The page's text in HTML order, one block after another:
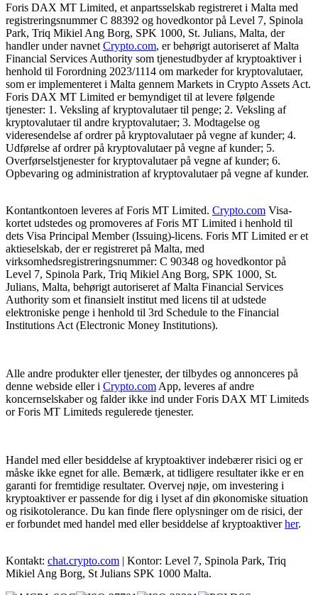
Foris DAX MT Limited, et anpartsselskab registreret i Malta med
registreringsnummer C 88392 og hovedkontor på Level 7, Spinola
Park, Triq Mikiel Ang Borg, SPK 1000, St. Julians, Malta, der
handler under navnet Crypto.com, er behørigt autoriseret af Malta
Financial Services Authority som tjenestudbyder af kryptoaktiver i
henhold til Forordning 2023/1114 om markeder for kryptovalutaer,
som er implementeret i Malta gennem Markets in Crypto Assets Act.
Foris DAX MT Limited er bemyndiget til at levere følgende
tjenester: 1. Veksling af kryptovalutaer til penge; 2. Veksling af
kryptovalutaer til andre kryptovalutaer; 3. Modtagelse og
videresendelse af ordrer på kryptovalutaer på vegne af kunder; 4.
Udførelse af ordrer på kryptovalutaer på vegne af kunder; 5.
Overførselstjenester for kryptovalutaer på vegne af kunder; 6.
Opbevaring og administration af kryptovalutaer på vegne af kunder.
Kontantkontoen leveres af Foris MT Limited. Crypto.com Visa-
kortet udstedes og promoveres af Foris MT Limited i henhold til
dets Visa Principal Member (Issuing)-licens. Foris MT Limited er et
aktieselskab, der er registreret på Malta, med
virksomhedsregistreringsnummer: C 90348 og hovedkontor på
Level 7, Spinola Park, Triq Mikiel Ang Borg, SPK 1000, St.
Julians, Malta, behørigt autoriseret af Malta Financial Services
Authority som et finansielt institut med licens til at udstede
elektroniske penge i henhold til 3rd Schedule to the Financial
Institutions Act (Electronic Money Institutions).
Alle andre produkter eller tjenester, der tilbydes og annonceres på
denne webside eller i Crypto.com App, leveres af andre
koncernselskaber og falder ikke ind under Foris DAX MT Limiteds
or Foris MT Limiteds regulerede tjenester.
Handel med eller besiddelse af kryptoaktiver indebærer risici og er
måske ikke egnet for alle. Bemærk, at tidligere resultater ikke er en
garanti for fremtidige resultater. Overvej nøje, om investering i
kryptoaktiver er passende for dig i lyset af din økonomiske situation
og risikotolerance. Du kan finde flere oplysninger om de risici, der
er forbundet med handel med eller besiddelse af kryptoaktiverher.
Kontakt: chat.crypto.com | Kontor: Level 7, Spinola Park, Triq
Mikiel Ang Borg, St Julians SPK 1000 Malta.